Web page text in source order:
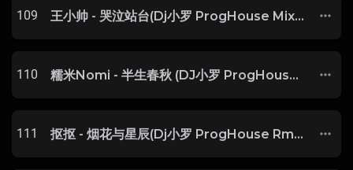
109 王小帅 - 哭泣站台(Dj小罗 ProgHouse Mix国语男)
110 糯米Nomi - 半生春秋 (DJ小罗 ProgHouse Rmx 2023)抖音
111 抠抠 - 烟花与星辰(Dj小罗 ProgHouse Rmx 2024)